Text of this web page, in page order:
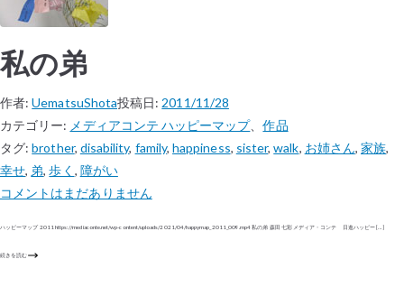
私の弟
作者:UematsuShota投稿日: 2011/11/28
カテゴリー: メディアコンテ ハッピーマップ、作品
タグ:brother, disability, family,happiness, sister,walk, お姉さん, 家族,
幸せ, 弟,歩く , 障がい
コメントはまだありません
ハッピーマップ 2011 https://mediaconte.net/wp-content/uploads/2021/04/happymap_2011_009.mp4 私の弟 森田 七彩 メディア・コンテ 日進ハッピー […]
続きを読む